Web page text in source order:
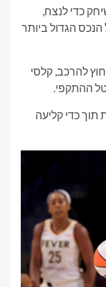
כדי לנצח,
הגדול ביותר
להרכב, קלסי
ההתקפי.
והכניסה 29 נקודות תוך כדי קליעה